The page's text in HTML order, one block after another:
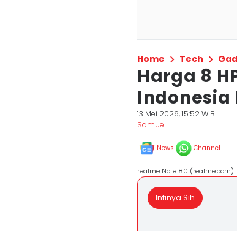
Home Tech
Harga 8
Indonesia
13 Mei 2026, 15:52 WIB
Samuel
News Channel
realme Note 80 (realme.com)
Intinya Sih